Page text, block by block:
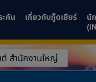
ะกัน เกี่ยวกับกู๊ดเยียร์
นั
สำนักงานใหญ่